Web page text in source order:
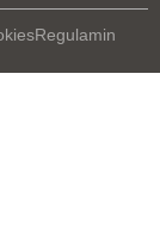
Regulamin